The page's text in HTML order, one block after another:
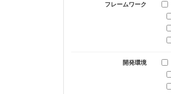
フレームワーク
開発環境